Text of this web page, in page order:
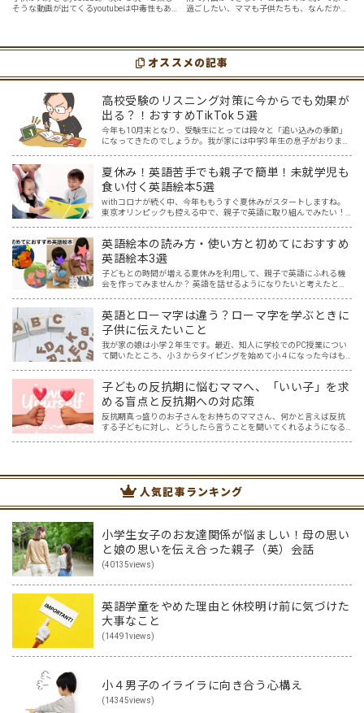
選
そうな動画が出てくるyoutubeは中毒性もあ
youtubeやゲーム、アプリだ…
７選
過ごしたい、ママも子供たちも、なんだか疲
スメの「youtube動画」を紹介します…
オススメの記事
高校受験のリスニング対策に今からでも効果が
出る？！おすすめTikTok５選
今年も10月末となり、受験生にとっては段々と「追い込みの季節」
になってきたのでしょうか。我が家には中学3年生の息子がおりま
夏休み！英語苦手でも親子で簡単！未就学児も
食い付く英語絵本5選
withコロナが続く中、今年ももうすぐ夏休みがスタートしますね。
東京オリンピックも控える中で、親子で英語に取り組んでみたい！
英語絵本の読み方・使い方と初めてにおすすめ
英語絵本3選
子どもとの時間が増える夏休みを利用して、親子で英語にふれる機
会を作ってみませんか？ 英語を話せるようになりたいと考えたと
英語とローマ字は違う？ローマ字を学ぶときに
子供に伝えたいこと
我が家の娘は小学２年生です。最近、知人に学校でのPC授業につい
て聞いたところ、小３からタイピングを始めて小４になった今はも
子どもの反抗期に悩むママへ、「いい子」を求
める盲点と反抗期への対応策
反抗期真っ盛りのお子さんをお持ちのママさん、何かと言えば反抗
する子どもに対し、どうしたら言うことを聞いてくれるようになる
人気記事ランキング
小学生女子のお友達関係が悩ましい！母の思い
と娘の思いを伝え合った親子（英）会話
(40135views)
英語学童をやめた理由と休校明け前に気づけた
大事なこと
(14491views)
小４男子のイライラに向き合う心構え
(14345views)